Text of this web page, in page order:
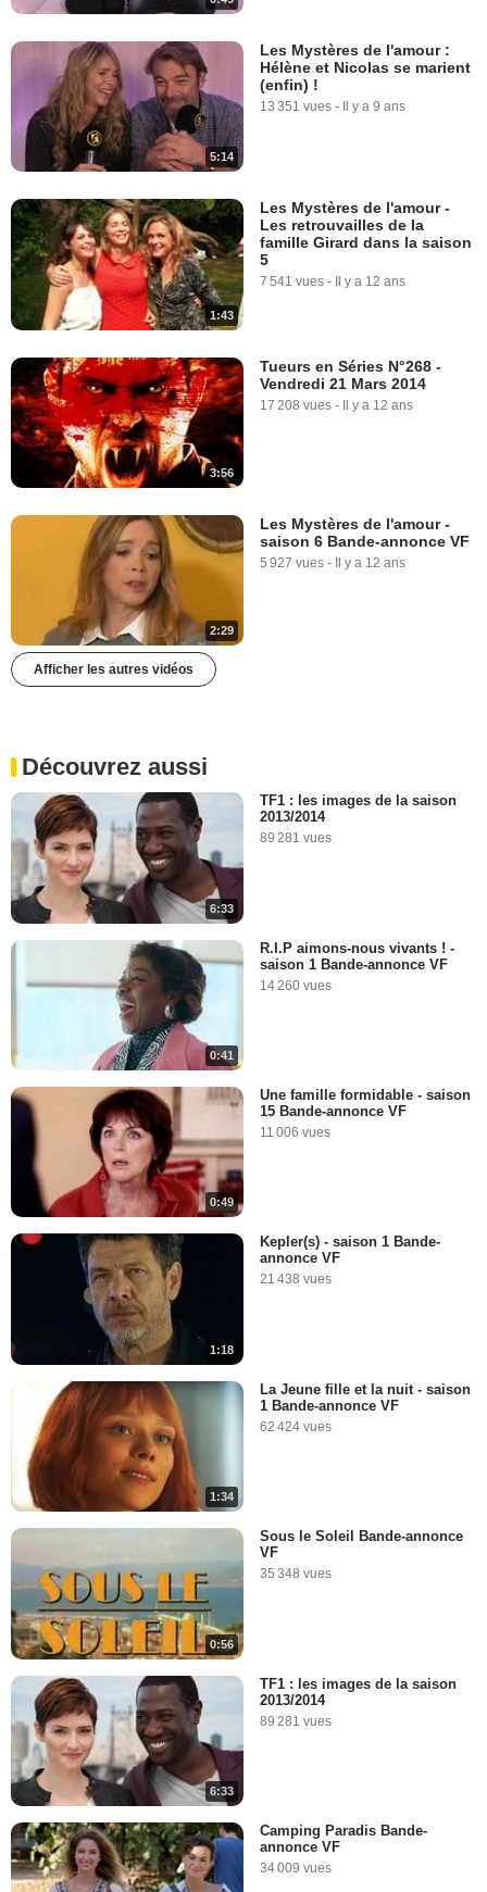
5:14
Les Mystères de l'amour :
Hélène et Nicolas se marient
(enfin) !
13 351 vues - Il y a 9 ans
1:43
Les Mystères de l'amour -
Les retrouvailles de la
famille Girard dans la saison
5
7 541 vues - Il y a 12 ans
3:56
Tueurs en Séries N°268 -
Vendredi 21 Mars 2014
17 208 vues - Il y a 12 ans
2:29
Les Mystères de l'amour -
saison 6 Bande-annonce VF
5 927 vues - Il y a 12 ans
Afficher les autres vidéos
Découvrez aussi
6:33
TF1 : les images de la saison
2013/2014
89 281 vues
0:41
R.I.P aimons-nous vivants ! -
saison 1 Bande-annonce VF
14 260 vues
0:49
Une famille formidable - saison
15 Bande-annonce VF
11 006 vues
1:18
Kepler(s) - saison 1 Bande-
annonce VF
21 438 vues
1:34
La Jeune fille et la nuit - saison
1 Bande-annonce VF
62 424 vues
0:56
Sous le Soleil Bande-annonce
VF
35 348 vues
6:33
TF1 : les images de la saison
2013/2014
89 281 vues
Camping Paradis Bande-
annonce VF
34 009 vues